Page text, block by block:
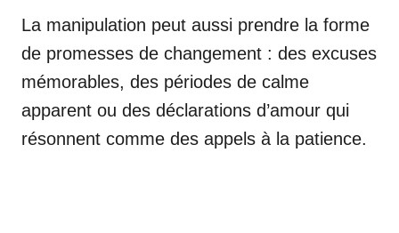
La manipulation peut aussi prendre la forme
de promesses de changement : des excuses
mémorables, des périodes de calme
apparent ou des déclarations d’amour qui
résonnent comme des appels à la patience.